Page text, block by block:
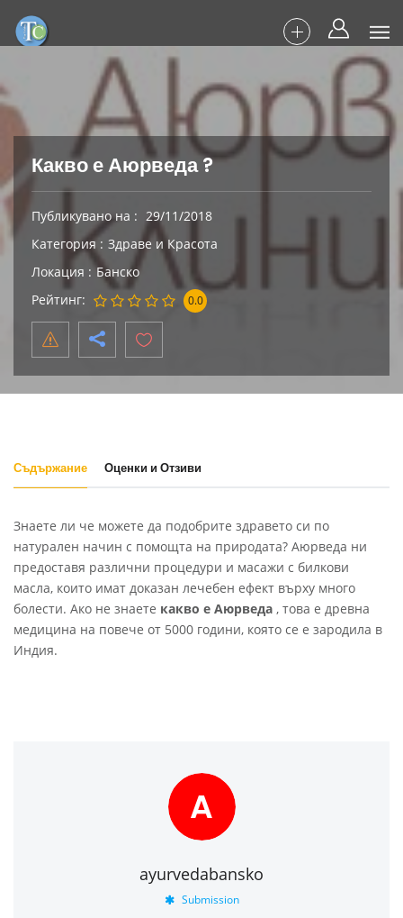
Какво е Аюрведа ?
Публикувано на
29/11/2018
Категория
Здраве и Красота
Локация
Банско
Рейтинг
0.0
Съдържание Оценки и Отзиви
Знаете ли че можете да подобрите здравето си по
натурален начин с помощта на природата? Аюрведа ни
предоставя различни процедури и масажи с билкови
масла, които имат доказан лечебен ефект върху много
болести. Ако не знаете какво е Аюрведа , това е древна
медицина на повече от 5000 години, която се е зародила в
Индия.
A
ayurvedabansko
Submission